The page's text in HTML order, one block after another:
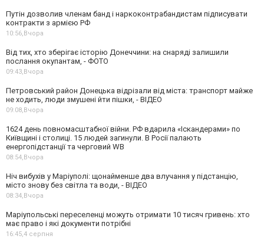
Путін дозволив членам банд і наркоконтрабандистам підписувати
контракти з армією РФ
10:56,Вчора
Від тих, хто зберігає історію Донеччини: на снаряді залишили
послання окупантам, - ФОТО
09:43,Вчора
Петровський район Донецька відрізали від міста: транспорт майже
не ходить, люди змушені йти пішки, - ВІДЕО
09:08,Вчора
1624 день повномасштабної війни. РФ вдарила «Іскандерами» по
Київщині і столиці. 15 людей загинули. В Росії палають
енергопідстанції та черговий WB
08:54,Вчора
Ніч вибухів у Маріуполі: щонайменше два влучання у підстанцію,
місто знову без світла та води, - ВІДЕО
08:34,Вчора
Маріупольські переселенці можуть отримати 10 тисяч гривень: хто
має право і які документи потрібні
16:45,4 серпня